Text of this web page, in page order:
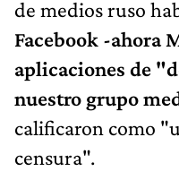
de medios ruso
Facebook -ahora
aplicaciones de
nuestro grupo
calificaron como
censura".